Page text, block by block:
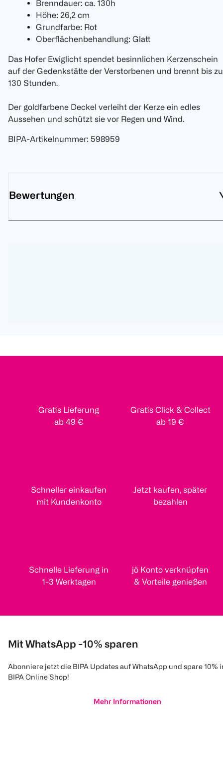
Brenndauer: ca. 130h
Höhe: 26,2 cm
Grundfarbe: Rot
Oberflächenbehandlung: Glatt
Das Hofer Ewiglicht spendet besinnlichen Kerzenschein
auf der Gedenkstätte der Verstorbenen und brennt bis zu
130 Stunden.
Der goldfarbene Deckel verleiht der Kerze ein edles
Aussehen und schützt sie vor Regen und Wind.
BIPA-Artikelnummer: 598959
Bewertungen
Gratis Lieferung
ab 49 €
Gratis Click & Collect
ab 19 €
Schneller einkaufen
mit Kundenkonto
Jetzt kaufen, später
bezahlen
Schnelle Lieferung in
1-3 Werktagen
jö Konto verknüpfen
& Vorteile genießen
Mit WhatsApp -10% sparen
Abonniere jetzt die BIPA Updates auf WhatsApp und spare 10%
BIPA Online Shop!
Mehr Informationen